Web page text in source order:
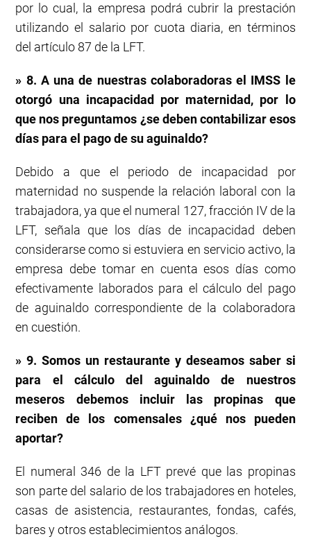
por lo cual, la empresa podrá cubrir la prestación
utilizando el salario por cuota diaria, en términos
del artículo 87 de la LFT.
» 8. A una de nuestras colaboradoras el IMSS le
otorgó una incapacidad por maternidad, por lo
que nos preguntamos ¿se deben contabilizar esos
días para el pago de su aguinaldo?
Debido a que el periodo de incapacidad por
maternidad no suspende la relación laboral con la
trabajadora, ya que el numeral 127, fracción IV de la
LFT, señala que los días de incapacidad deben
considerarse como si estuviera en servicio activo, la
empresa debe tomar en cuenta esos días como
efectivamente laborados para el cálculo del pago
de aguinaldo correspondiente de la colaboradora
en cuestión.
» 9. Somos un restaurante y deseamos saber si
para el cálculo del aguinaldo de nuestros
meseros debemos incluir las propinas que
reciben de los comensales ¿qué nos pueden
aportar?
El numeral 346 de la LFT prevé que las propinas
son parte del salario de los trabajadores en hoteles,
casas de asistencia, restaurantes, fondas, cafés,
bares y otros establecimientos análogos.